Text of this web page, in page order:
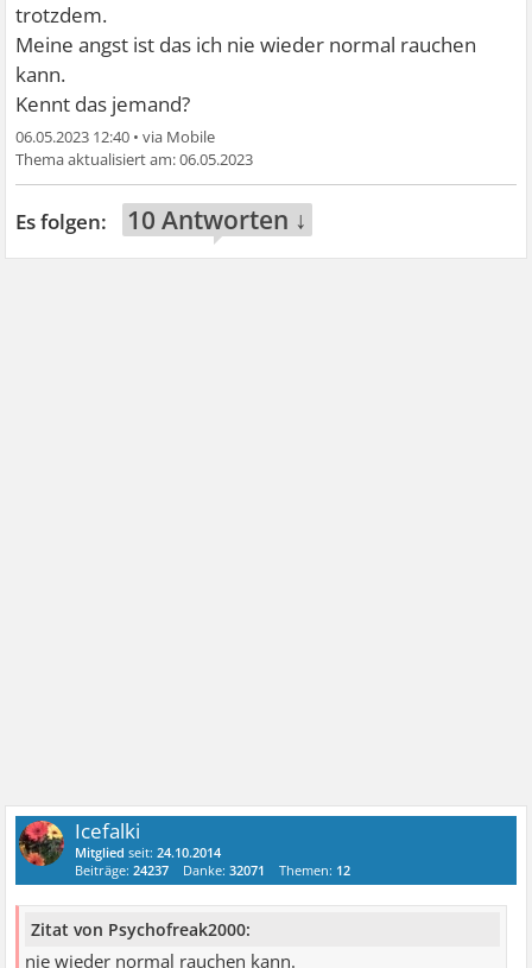
trotzdem.
Meine angst ist das ich nie wieder normal rauchen
kann.
Kennt das jemand?
06.05.2023 12:40 •
06.05.2023
10 Antworten ↓
Icefalki
Mitglied seit:24.10.2014
Beiträge:24237 Danke:32071 Themen: 12
Zitat von Psychofreak2000:
nie wieder normal rauchen kann.